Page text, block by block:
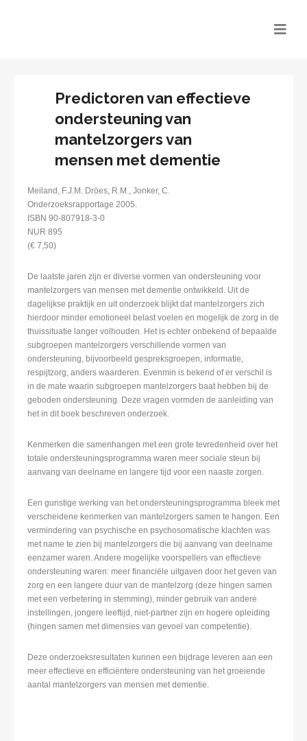
Predictoren van effectieve
ondersteuning van
mantelzorgers van
mensen met dementie
Meiland, F.J.M. Dröes, R.M., Jonker, C.
Onderzoeksrapportage 2005.
ISBN 90-807918-3-0
NUR 895
(€ 7,50)
De laatste jaren zijn er diverse vormen van ondersteuning voor
mantelzorgers van mensen met dementie ontwikkeld. Uit de
dagelijkse praktijk en uit onderzoek blijkt dat mantelzorgers zich
hierdoor minder emotioneel belast voelen en mogelijk de zorg in de
thuissituatie langer volhouden. Het is echter onbekend of bepaalde
subgroepen mantelzorgers verschillende vormen van
ondersteuning, bijvoorbeeld gespreksgroepen, informatie,
respijtzorg, anders waarderen. Evenmin is bekend of er verschil is
in de mate waarin subgroepen mantelzorgers baat hebben bij de
geboden ondersteuning. Deze vragen vormden de aanleiding van
het in dit boek beschreven onderzoek.
Kenmerken die samenhangen met een grote tevredenheid over het
totale ondersteuningsprogramma waren meer sociale steun bij
aanvang van deelname en langere tijd voor een naaste zorgen.
Een gunstige werking van het ondersteuningsprogramma bleek met
verscheidene kenmerken van mantelzorgers samen te hangen. Een
vermindering van psychische en psychosomatische klachten was
met name te zien bij mantelzorgers die bij aanvang van deelname
eenzamer waren. Andere mogelijke voorspellers van effectieve
ondersteuning waren: meer financiële uitgaven door het geven van
zorg en een langere duur van de mantelzorg (deze hingen samen
met een verbetering in stemming), minder gebruik van andere
instellingen, jongere leeftijd, niet-partner zijn en hogere opleiding
(hingen samen met dimensies van gevoel van competentie).
Deze onderzoeksresultaten kunnen een bijdrage leveren aan een
meer effectieve en efficiëntere ondersteuning van het groeiende
aantal mantelzorgers van mensen met dementie.